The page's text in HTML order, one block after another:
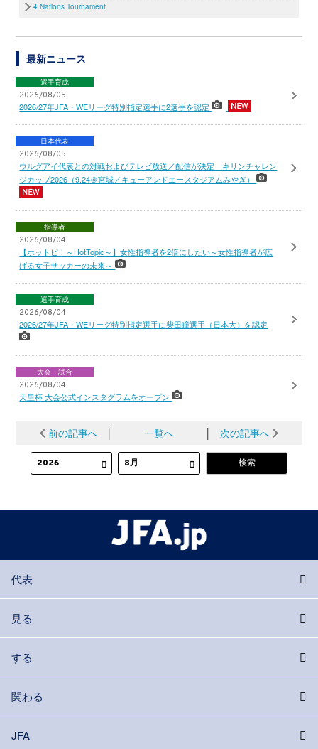
4 Nations Tournament
最新ニュース
選手育成
2026/08/05
2026/27年JFA・WEリーグ特別指定選手に2選手を認定
日本代表
2026/08/05
ウルグアイ代表との対戦およびテレビ放送／配信が決定 キリンチャレン
ジカップ2026（9.24＠宮城／キューアンドエースタジアムみやぎ）
指導者
2026/08/04
【ホットピ！～HotTopic～】女性指導者を2倍にしたい～女性指導者が広
げる女子サッカーの未来～
選手育成
2026/08/04
2026/27年JFA・WEリーグ特別指定選手に柴田瞳選手（日本大）を認定
大会・試合
2026/08/04
天皇杯 大会公式インスタグラムをオープン
前の記事へ │ 一覧へ │ 次の記事へ
代表
見る
する
関わる
JFA